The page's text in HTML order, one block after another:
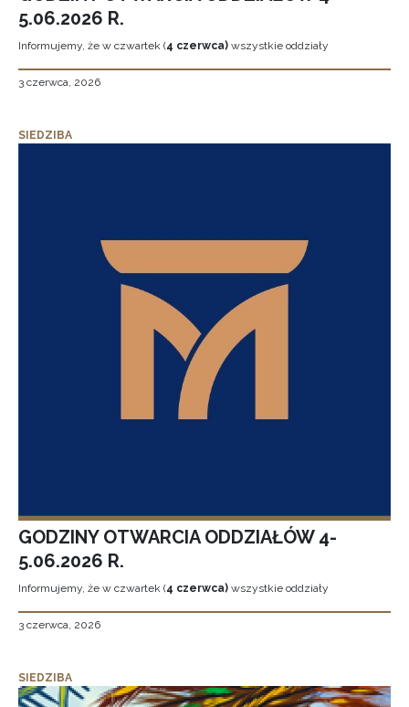
5.06.2026 R.
Informujemy, że w czwartek (4 czerwca) wszystkie oddziały
3 czerwca, 2026
SIEDZIBA
GODZINY OTWARCIA ODDZIAŁÓW 4-
5.06.2026 R.
Informujemy, że w czwartek (4 czerwca) wszystkie oddziały
3 czerwca, 2026
SIEDZIBA